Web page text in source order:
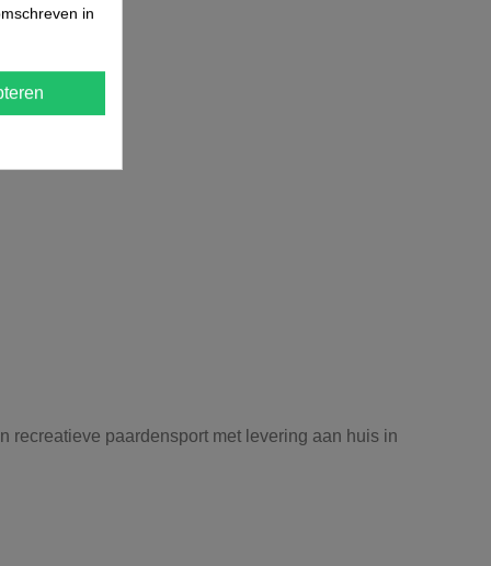
recreatieve paardensport met levering aan huis in
de modernste trucks, die voldoen aan de strengste
in